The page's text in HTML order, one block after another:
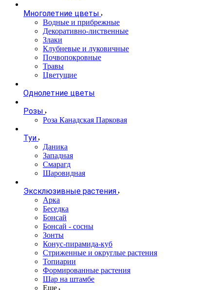
Многолетние цветы
Водные и прибрежные
Декоративно-лиственные
Злаки
Клубневые и луковичные
Почвопокровные
Травы
Цветущие
Однолетние цветы
Розы
Роза Канадская Парковая
Туи
Даника
Западная
Смарагд
Шаровидная
Эксклюзивные растения
Арка
Беседка
Бонсай
Бонсай - сосны
Зонты
Конус-пирамида-куб
Стриженные и округлые растения
Топиарии
Формированные растения
Шар на штамбе
Еще